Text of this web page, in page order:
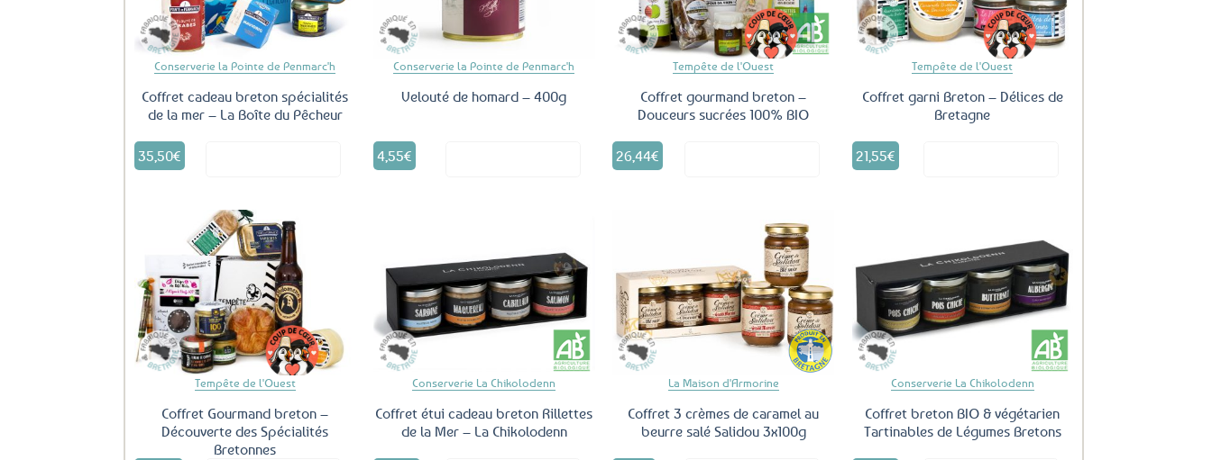
Conserverie la Pointe de Penmarc'h
Coffret cadeau breton spécialités
de la mer – La Boîte du Pêcheur
35,50€
Conserverie la Pointe de Penmarc'h
Velouté de homard – 400g
4,55€
Tempête de l'Ouest
Coffret gourmand breton –
Douceurs sucrées 100% BIO
26,44€
Tempête de l'Ouest
Coffret garni Breton – Délices de
Bretagne
21,55€
Tempête de l'Ouest
Coffret Gourmand breton –
Découverte des Spécialités
Bretonnes
Ajouter
aux
favoris
Conserverie La Chikolodenn
Coffret étui cadeau breton Rillettes
de la Mer – La Chikolodenn
Ajouter
aux
favoris
La Maison d'Armorine
Coffret 3 crèmes de caramel au
beurre salé Salidou 3x100g
Ajouter
aux
favoris
Conserverie La Chikolodenn
Coffret breton BIO & végétarien
Tartinables de Légumes Bretons